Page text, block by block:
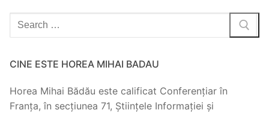
Search
for:
CINE ESTE HOREA MIHAI BADAU
Horea Mihai Bădău este calificat Conferențiar în
Franța, în secțiunea 71, Științele Informației și